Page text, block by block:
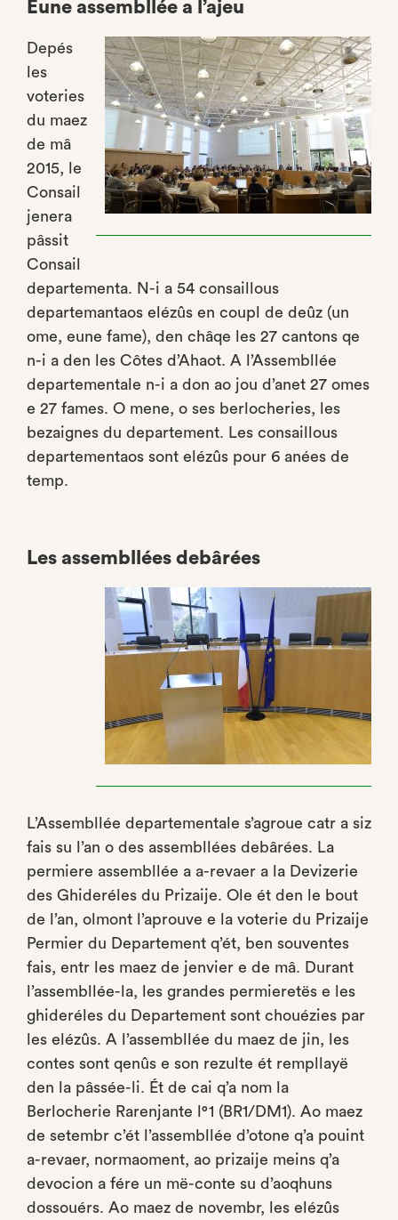
Eune assembllée a l’ajeu
Depés
les
voteries
du maez
de mâ
2015, le
Consail
jenera
pâssit
Consail
departementa. N-i a 54 consaillous
departemantaos elézûs en coupl de deûz (un
ome, eune fame), den châqe les 27 cantons qe
n-i a den les Côtes d’Ahaot. A l’Assembllée
departementale n-i a don ao jou d’anet 27 omes
e 27 fames. O mene, o ses berlocheries, les
bezaignes du departement. Les consaillous
departementaos sont elézûs pour 6 anées de
temp.
Les assembllées debârées
L’Assembllée departementale s’agroue catr a siz
fais su l’an o des assembllées debârées. La
permiere assembllée a a-revaer a la Devizerie
des Ghideréles du Prizaije. Ole ét den le bout
de l’an, olmont l’aprouve e la voterie du Prizaije
Permier du Departement q’ét, ben souventes
fais, entr les maez de jenvier e de mâ. Durant
l’assembllée-la, les grandes permieretës e les
ghideréles du Departement sont chouézies par
les elézûs. A l’assembllée du maez de jin, les
contes sont qenûs e son rezulte ét rempllayë
den la pâssée-li. Ét de cai q’a nom la
Berlocherie Rarenjante l°1 (BR1/DM1). Ao maez
de setembr c’ét l’assembllée d’otone q’a pouint
a-revaer, normaoment, ao prizaije meins q’a
devocion a fére un më-conte su d’aoqhuns
dossouérs. Ao maez de novembr, les elézûs